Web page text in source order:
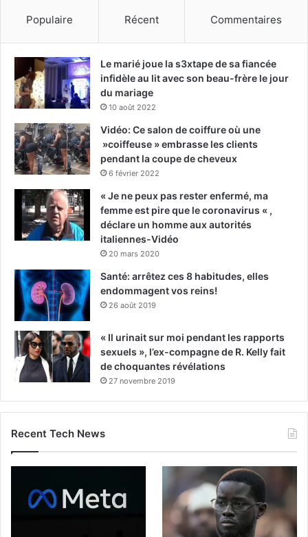
Populaire Récent Commentaires
Le marié joue la s3xtape de sa fiancée
infidèle au lit avec son beau-frère le jour
du mariage
10 août 2022
Vidéo: Ce salon de coiffure où une
»coiffeuse » embrasse les clients
pendant la coupe de cheveux
6 février 2022
« Je ne peux pas rester enfermé, ma
femme est pire que le coronavirus « ,
déclare un homme aux autorités
italiennes-Vidéo
20 mars 2020
Santé: arrêtez ces 8 habitudes, elles
endommagent vos reins!
26 août 2019
« Il urinait sur moi pendant les rapports
sexuels », l’ex-compagne de R. Kelly fait
de choquantes révélations
27 novembre 2019
Recent Tech News